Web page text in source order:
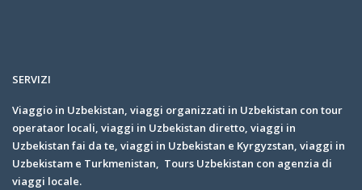
SERVIZI
Viaggio in Uzbekistan, viaggi organizzati in Uzbekistan con tour
operataor locali, viaggi in Uzbekistan diretto, viaggi in
Uzbekistan fai da te, viaggi in Uzbekistan e Kyrgyzstan, viaggi in
Uzbekistam e Turkmenistan, Tours Uzbekistan con agenzia di
viaggi locale.